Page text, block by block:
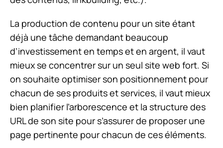
La production de contenu pour un site étant
déjà une tâche demandant beaucoup
d’investissement en temps et en argent, il vaut
mieux se concentrer sur un seul site web fort. Si
on souhaite optimiser son positionnement pour
chacun de ses produits et services, il vaut mieux
bien planifier l’arborescence et la structure des
URL de son site pour s’assurer de proposer une
page pertinente pour chacun de ces éléments.